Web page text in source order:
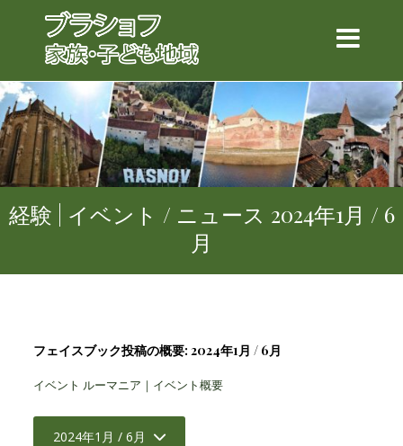
経験 | イベント / ニュース 2024年1月 / 6
月
フェイスブック投稿の概要: 2024年1月 / 6月
イベント ルーマニア｜イベント概要
2024年1月 / 6月